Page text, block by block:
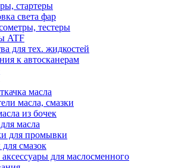
стартеры
света фар
тестеры
ATF
для тех. жидкостей
к автосканерам
масла
масла, смазки
из бочек
масла
для промывки
смазок
для маслосменного